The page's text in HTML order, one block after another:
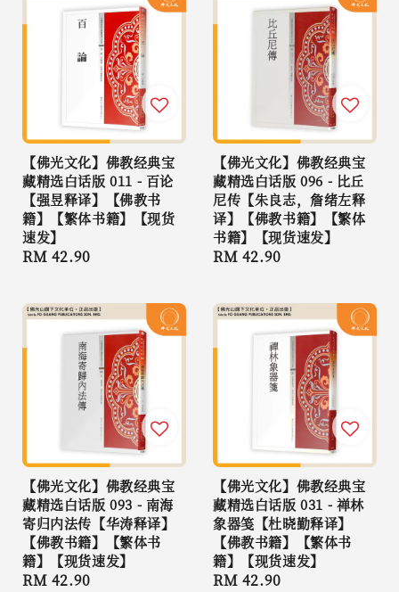
【佛光文化】佛教经典宝
藏精选白话版 011 - 百论
【强昱释译】【佛教书
籍】【繁体书籍】【现货
速发】
Regular
RM 42.90
【佛光文化】佛教经典宝
藏精选白话版 096 - 比丘
尼传【朱良志，詹绪左释
译】【佛教书籍】【繁体
书籍】【现货速发】
Regular
RM 42.90
【佛光文化】佛教经典宝
藏精选白话版 093 - 南海
寄归内法传【华涛释译】
【佛教书籍】【繁体书
籍】【现货速发】
Regular
RM 42.90
【佛光文化】佛教经典宝
藏精选白话版 031 - 禅林
象器笺【杜晓勤释译】
【佛教书籍】【繁体书
籍】【现货速发】
Regular
RM 42.90